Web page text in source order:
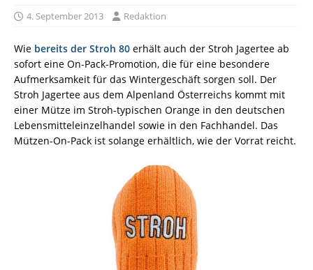
4. September 2013 Redaktion
Wie bereits der Stroh 80 erhält auch der Stroh Jagertee ab
sofort eine On-Pack-Promotion, die für eine besondere
Aufmerksamkeit für das Wintergeschäft sorgen soll. Der
Stroh Jagertee aus dem Alpenland Österreichs kommt mit
einer Mütze im Stroh-typischen Orange in den deutschen
Lebensmitteleinzelhandel sowie in den Fachhandel. Das
Mützen-On-Pack ist solange erhältlich, wie der Vorrat reicht.